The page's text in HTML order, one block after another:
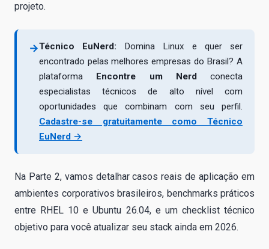
projeto.
→Técnico EuNerd: Domina Linux e quer ser
encontrado pelas melhores empresas do Brasil? A
plataforma Encontre um Nerdconecta
especialistas técnicos de alto nível com
oportunidades que combinam com seu perfil.
Cadastre-se gratuitamente como Técnico
EuNerd →
Na Parte 2, vamos detalhar casos reais de aplicação em
ambientes corporativos brasileiros, benchmarks práticos
entre RHEL 10 e Ubuntu 26.04, e um checklist técnico
objetivo para você atualizar seu stack ainda em 2026.